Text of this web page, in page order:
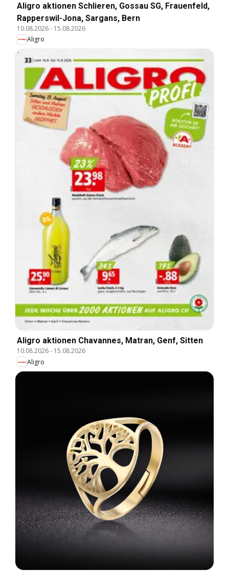
Aligro aktionen Schlieren, Gossau SG, Frauenfeld,
Rapperswil-Jona, Sargans, Bern
10.08.2026- 15.08.2026
Aligro
Aligro aktionen Chavannes, Matran, Genf, Sitten
10.08.2026- 15.08.2026
Aligro